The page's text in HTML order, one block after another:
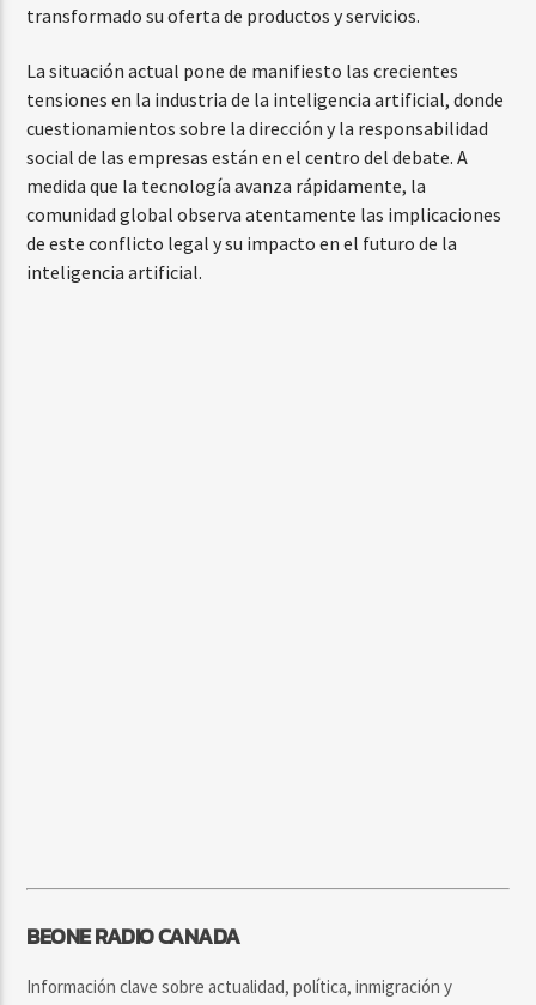
transformado su oferta de productos y servicios.
La situación actual pone de manifiesto las crecientes
tensiones en la industria de la inteligencia artificial, donde
cuestionamientos sobre la dirección y la responsabilidad
social de las empresas están en el centro del debate. A
medida que la tecnología avanza rápidamente, la
comunidad global observa atentamente las implicaciones
de este conflicto legal y su impacto en el futuro de la
inteligencia artificial.
BEONE RADIO CANADA
Información clave sobre actualidad, política, inmigración y